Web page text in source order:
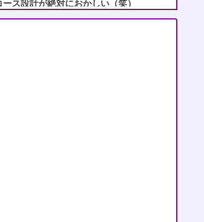
ス設計が絶対におかしい（笑）
次男のハンター氏「見ていてとて...
引に出勤させた。無事に終わった...
が転居一週間後に押し掛けてきた...